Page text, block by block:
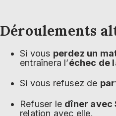
Déroulements
Si vous perdez un
entraînera l’échec de
Si vous refusez de
Refuser le dîner avec
relation avec elle.